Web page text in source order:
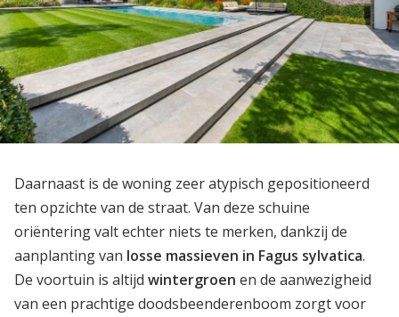
Daarnaast is de woning zeer atypisch gepositioneerd
ten opzichte van de straat. Van deze schuine
oriëntering valt echter niets te merken, dankzij de
aanplanting van losse massieven in Fagus sylvatica.
De voortuin is altijd wintergroen en de aanwezigheid
van een prachtige doodsbeenderenboom zorgt voor